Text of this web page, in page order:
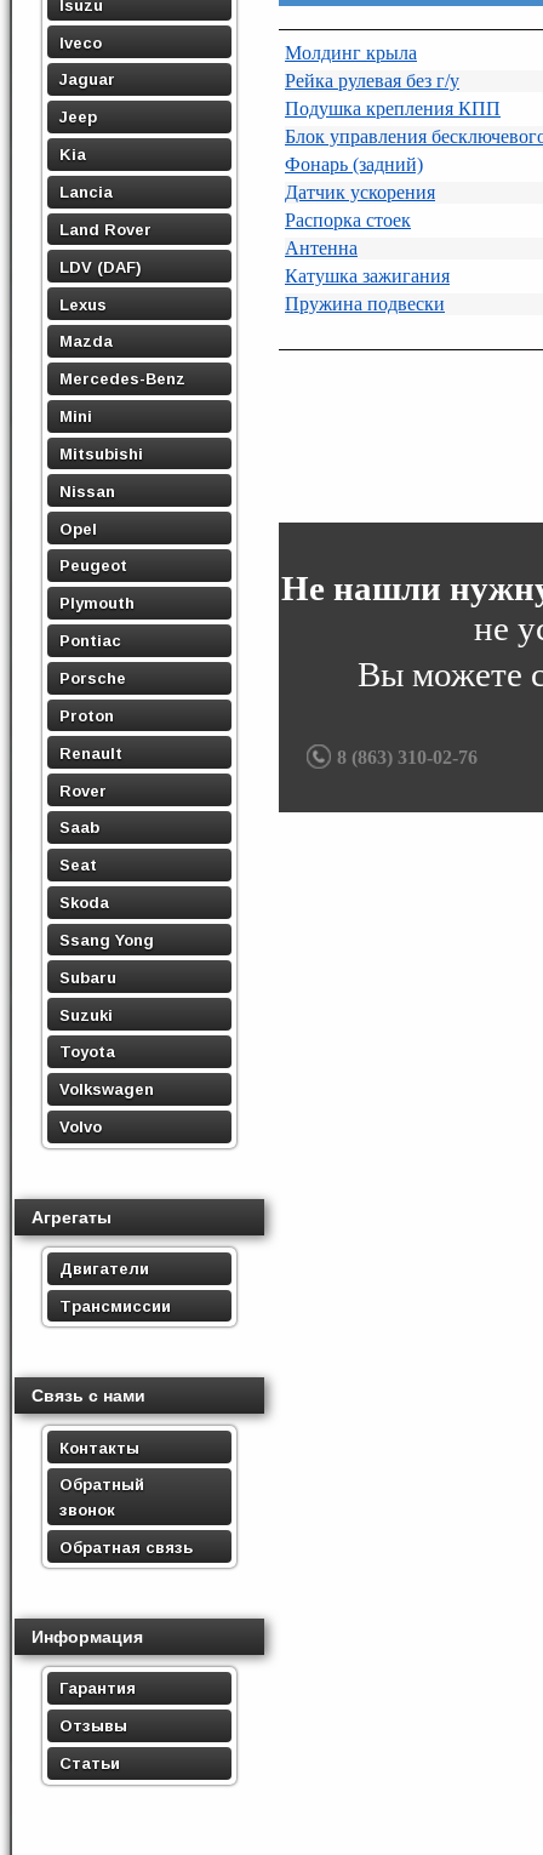
Isuzu
Iveco
Jaguar
Jeep
Kia
Lancia
Land Rover
LDV (DAF)
Lexus
Mazda
Mercedes-Benz
Mini
Mitsubishi
Nissan
Opel
Peugeot
Plymouth
Pontiac
Porsche
Proton
Renault
Rover
Saab
Seat
Skoda
Ssang Yong
Subaru
Suzuki
Toyota
Volkswagen
Volvo
Агрегаты
Двигатели
Трансмиссии
Связь с нами
Контакты
Обратный
звонок
Обратная связь
Информация
Гарантия
Отзывы
Статьи
Молдинг крыла
Рейка рулевая без г/у
Подушка крепления КПП
Блок управления
Фонарь (задний)
Датчик ускорения
Распорка стоек
Антенна
Катушка зажигания
Пружина подвески
Не нашли
не
Вы можете
8 (863) 310-02-76